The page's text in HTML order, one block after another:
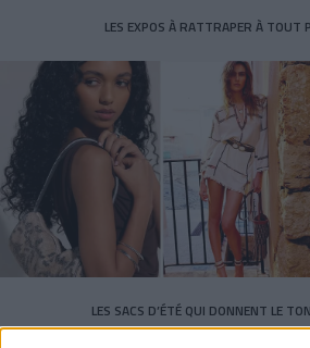
LES EXPOS À RATTRAPER À TOUT
LES SACS D’ÉTÉ QUI DONNENT LE